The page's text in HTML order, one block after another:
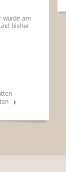
wurde am
bisher